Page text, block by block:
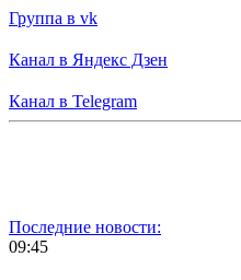
Группа в vk
Канал в Яндекс Дзен
Канал в Telegram
Последние новости:
09:45